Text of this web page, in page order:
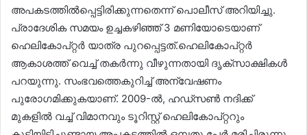
അപകടത്തിൽപ്പെട്ടിരിക്കുന്നതെന്ന് പൊലീസ് അറിയിച്ചു.
പ്രാദേശിക സമയം ഉച്ചകഴിഞ്ഞ് 3 മണിയോടെയാണ്
ഹെലികോപ്റ്റർ യാത്ര പുറപ്പെട്ടത്.ഹെലികോപ്റ്റർ
ആകാശത്ത് വെച്ച് തകർന്നു വീഴുന്നതായി ദൃക്‌സാക്ഷികൾ
പറയുന്നു. സംഭവത്തെകുറിച്ച് അന്വേഷണം
പുരോഗമിക്കുകയാണ്. 2009-ൽ, ഹഡ്‌സൺ നദിക്ക്
മുകളിൽ വച്ച് വിമാനവും ടൂറിസ്റ്റ് ഹെലികോപ്റ്ററും